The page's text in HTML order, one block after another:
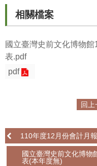
參
觀
覽
學
認
識
相關檔案
國立臺灣史前文化博物
表.pdf
pdf
回上
110年度12月份會計月報
國立臺灣史前文化博物
表(本年度無)